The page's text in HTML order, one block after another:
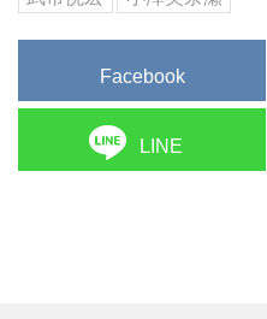
Facebook
LINE